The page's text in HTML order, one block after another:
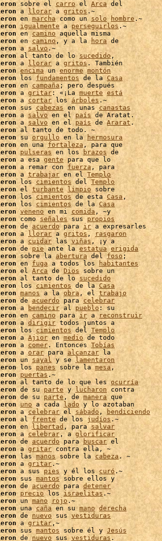
sobre el carro el Arca del
a llorar a gritos .~
en marcha como un solo hombre.~
igualmente a perseguirlos .~
en camino aquella misma
en camino , y a la hora de
a salvo.~
al tanto de lo sucedido
a llorar a gritos . También
encima un enorme montón
los fundamentos de la Casa
en campaña ; pero después
a gritar : «¡La muerte está
a cortar los árboles .~
sus cabezas en unas canastas
a salvo en el país de Aratat.
a salvo en el país de Ararat .
su orgullo en la hermosura
en una fortaleza , para que
pulseras en los brazos de
a esa gente para que lo
a remar con fuerza, para
a trabajar en el Templo
los cimientos del Templo
el turbante limpio sobre
los cimientos de esta Casa ,
los cimientos de la Casa
veneno en mi comida , ~y
como señales sus propios
de acuerdo para ir a expresarles
a llorar a gritos,
rasgaron
a cuidar las viñas , ¡y a
de pie ante la estatua erigida
sobre la abertura del foso;
en fuga a todos los
habitantes
el Arca de Dios sobre un
al tanto de lo sucedido
los cimientos de la Casa
manos a la obra , el trabajo
de acuerdo para celebrar
a bendecir al pueblo: su
en camino para ir a reconstruir
a dirigir todos juntos a
los cimientos del Templo
a Ajior en medio de todo
a comer . Entonces Tobías
a orar para alcanzar
un sayal y se lamentaron
los panes sobre la mesa ,
puertas .~
al tanto de lo que les ocurría
de su parte y lucharon contra
de su parte, de manera que
uno a cada lado y lo azotaban
a celebrar el sábado , bendiciendo
al frente de los judíos .~
en libertad , para salvar
a celebrar , a glorificar
de acuerdo para buscar el
a gritar contra ella, ~
las manos sobre la cabeza. ~
a gritar .~
a sus pies y él los curó .~
sus mantos sobre ellos y
de acuerdo para detener
precio los israelitas.~
un mano rojo
una caña en su mano derecha
de nuevo sus vestiduras
a gritar ,~
sus mantos sobre él y Jesús
de nuevo sus vestiduras .